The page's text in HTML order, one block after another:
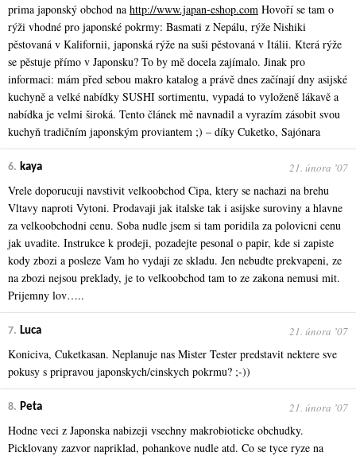
prima japonský obchod na http://www.japan-eshop.com Hovoří se tam o
rýži vhodné pro japonské pokrmy: Basmati z Nepálu, rýže Nishiki
pěstovaná v Kalifornii, japonská rýže na suši pěstovaná v Itálii. Která rýže
se pěstuje přímo v Japonsku? To by mě docela zajímalo. Jinak pro
informaci: mám před sebou makro katalog a právě dnes začínají dny asijské
kuchyně a velké nabídky SUSHI sortimentu, vypadá to vyloženě lákavě a
nabídka je velmi široká. Tento článek mě navnadil a vyrazím zásobit svou
kuchyň tradičním japonským proviantem ;) – díky Cuketko, Sajónara
6. kaya 21. února ʼ07
Vrele doporucuji navstivit velkoobchod Cipa, ktery se nachazi na brehu
Vltavy naproti Vytoni. Prodavaji jak italske tak i asijske suroviny a hlavne
za velkoobchodni cenu. Soba nudle jsem si tam poridila za polovicni cenu
jak uvadite. Instrukce k prodeji, pozadejte pesonal o papir, kde si zapiste
kody zbozi a posleze Vam ho vydaji ze skladu. Jen nebudte prekvapeni, ze
na zbozi nejsou preklady, je to velkoobchod tam to ze zakona nemusi mit.
Prijemny lov…..
7. Luca 21. února ʼ07
Koniciva, Cuketkasan. Neplanuje nas Mister Tester predstavit nektere sve
pokusy s pripravou japonskych/cinskych pokrmu? ;-))
8. Peta 21. února ʼ07
Hodne veci z Japonska nabizeji vsechny makrobioticke obchudky.
Picklovany zazvor napriklad, pohankove nudle atd. Co se tyce ryze na